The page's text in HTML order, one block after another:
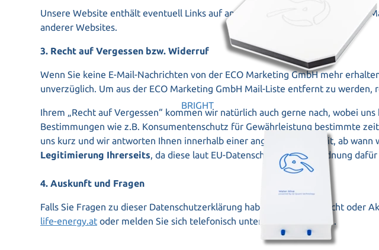
BRIGHT
Unsere Website enthält eventuell Links auf andere Sites von Dritten. Die
anderer Websites.
3. Recht auf Vergessen bzw. Widerruf
Wenn Sie keine E-Mail-Nachrichten von der ECO Marketing GmbH mehr
unverzüglich. Um aus der ECO Marketing GmbH Mail-Liste entfernt zu werden,
Ihrem „Recht auf Vergessen“ kommen wir natürlich auch gerne nach, wobei
Bestimmungen wie z.B. Konsumentenschutz für Gewährleistung bestimmte
uns kurz und wir antworten Ihnen innerhalb einer angemessenen Zeit, ab
Legitimierung Ihrerseits, da diese laut EU-Datenschutzgrundverordnung
4. Auskunft und Fragen
Falls Sie Fragen zu dieser Datenschutzerklärung haben, z. B. zur Einsicht oder
life-energy.at oder melden Sie sich telefonisch unter +43 6462/33131.